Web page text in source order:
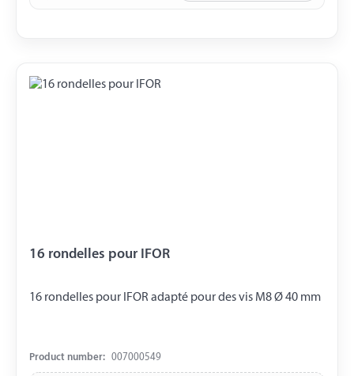
16 rondelles pour IFOR
16 rondelles pour IFOR adapté pour des vis M8 Ø 40 mm
Product number: 007000549